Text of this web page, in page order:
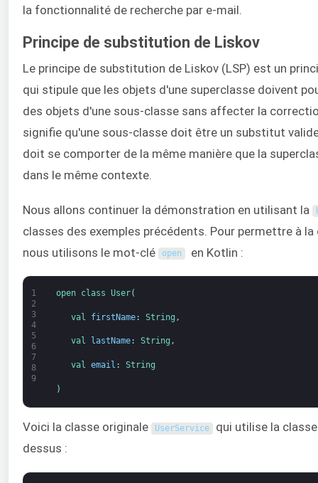
la fonctionnalité de recherche par e-mail.
Principe de substitution de Liskov
Le principe de substitution de Liskov (LSP) est un
qui stipule que les objets d'une superclasse doivent
des objets d'une sous-classe sans affecter la
signifie qu'une sous-classe doit être un substitut
doit se comporter de la même manière que la
dans le même contexte.
Nous allons continuer la démonstration en utilisant la
classes des exemples précédents. Pour permettre à
nous utilisons le mot-clé
open en Kotlin :
1
2
3
4
5
6
7
8
9
open class User(
val firstName: String ,
val lastName: String ,
val email : String
)
Voici la classe originale UserService qui utilise la
dessus :